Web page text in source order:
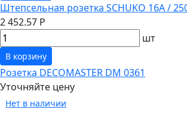
Штепсельная розетка SCHUKO 16А /
2 452.57 Р
шт
В корзину
Розетка DECOMASTER DM 0361
Уточняйте цену
Нет в наличии